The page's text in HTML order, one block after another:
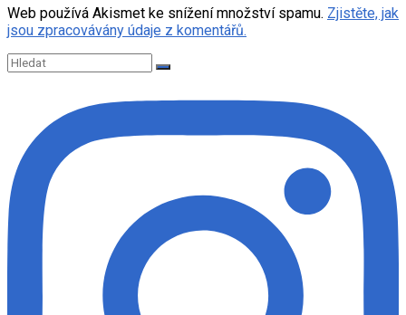
Web používá Akismet ke snížení množství spamu. Zjistěte, jak
jsou zpracovávány údaje z komentářů.